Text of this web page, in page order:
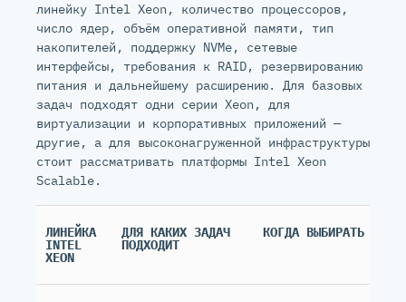
линейку Intel Xeon, количество процессоров,
число ядер, объём оперативной памяти, тип
накопителей, поддержку NVMe, сетевые
интерфейсы, требования к RAID, резервированию
питания и дальнейшему расширению. Для базовых
задач подходят одни серии Xeon, для
виртуализации и корпоративных приложений —
другие, а для высоконагруженной инфраструктуры
стоит рассматривать платформы Intel Xeon
Scalable.
ЛИНЕЙКА
INTEL
XEON
ДЛЯ КАКИХ ЗАДАЧ
ПОДХОДИТ
КОГДА ВЫБИРАТЬ